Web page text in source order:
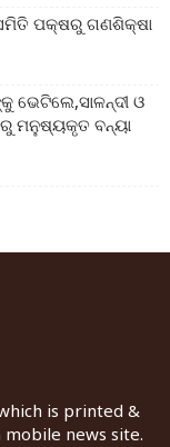
ପକ୍ଷରୁ ଗଣଶିକ୍ଷା
ଭେଟିଲେ,ସାଳନ୍ଦୀ ଓ
ମନୁଷ୍ୟକୃତ ବନ୍ୟା
is printed &
news site.